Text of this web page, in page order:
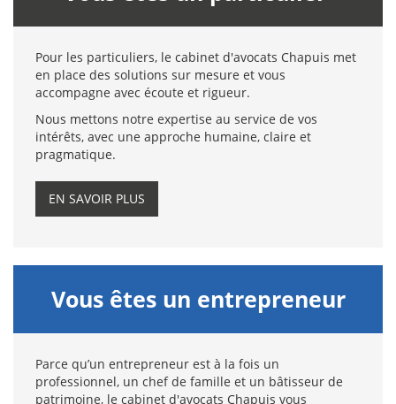
Pour les particuliers, le cabinet d'avocats Chapuis met
en place des solutions sur mesure et vous
accompagne avec écoute et rigueur.
Nous mettons notre expertise au service de vos
intérêts, avec une approche humaine, claire et
pragmatique.
EN SAVOIR PLUS
Vous êtes un entrepreneur
Parce qu’un entrepreneur est à la fois un
professionnel, un chef de famille et un bâtisseur de
patrimoine, le cabinet d'avocats Chapuis vous